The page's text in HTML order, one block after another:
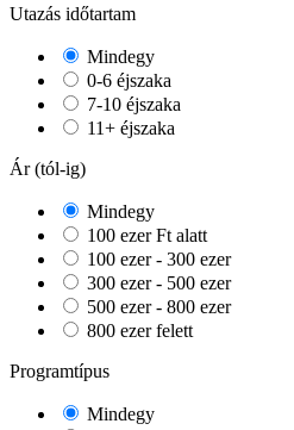
Utazás időtartam
Mindegy
0-6 éjszaka
7-10 éjszaka
11+ éjszaka
Ár (tól-ig)
Mindegy
100 ezer Ft alatt
100 ezer - 300 ezer
300 ezer - 500 ezer
500 ezer - 800 ezer
800 ezer felett
Programtípus
Mindegy